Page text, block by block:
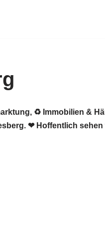
♻ Immobilien &
❤ Hoffentlich